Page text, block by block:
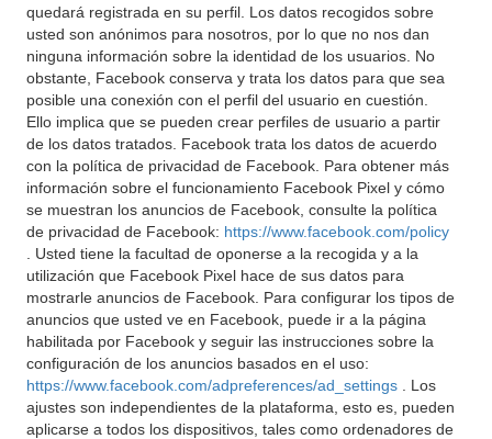
quedará registrada en su perfil. Los datos recogidos sobre
usted son anónimos para nosotros, por lo que no nos dan
ninguna información sobre la identidad de los usuarios. No
obstante, Facebook conserva y trata los datos para que sea
posible una conexión con el perfil del usuario en cuestión.
Ello implica que se pueden crear perfiles de usuario a partir
de los datos tratados. Facebook trata los datos de acuerdo
con la política de privacidad de Facebook. Para obtener más
información sobre el funcionamiento Facebook Pixel y cómo
se muestran los anuncios de Facebook, consulte la política
de privacidad de Facebook: https://www.facebook.com/policy
. Usted tiene la facultad de oponerse a la recogida y a la
utilización que Facebook Pixel hace de sus datos para
mostrarle anuncios de Facebook. Para configurar los tipos de
anuncios que usted ve en Facebook, puede ir a la página
habilitada por Facebook y seguir las instrucciones sobre la
configuración de los anuncios basados en el uso:
https://www.facebook.com/adpreferences/ad_settings
. Los
ajustes son independientes de la plataforma, esto es, pueden
aplicarse a todos los dispositivos, tales como ordenadores de